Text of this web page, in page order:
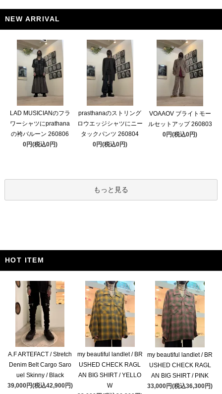
NEW ARRIVAL
LAD MUSICIANのフラ
ワーシャツにprathana
の袴バルーン 260806
0円(税込0円)
prasthanaのストリング
ロウエッジシャツにニー
タックパンツ 260804
0円(税込0円)
VOAAOV ブライトモー
ルセットアップ 260803
0円(税込0円)
もっと見る
HOT ITEM
A.F ARTEFACT / Stretch
Denim Belt Cargo Saro
uel Skinny / Black
39,000円(税込42,900円)
my beautiful landlet / BR
USHED CHECK RAGL
AN BIG SHIRT / YELLO
W
my beautiful landlet / BR
USHED CHECK RAGL
AN BIG SHIRT / PINK
33,000円(税込36,300円)